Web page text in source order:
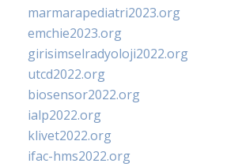
marmarapediatri2023.org
emchie2023.org
girisimselradyoloji2022.org
utcd2022.org
biosensor2022.org
ialp2022.org
klivet2022.org
ifac-hms2022.org